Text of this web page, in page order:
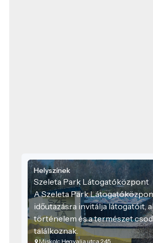
Helyszínek
Szeleta Park Látogatóközpont
A Szeleta Park
időutazásra invitálja látogatóit,
történelem és a természet
találkoznak.
Miskolc Hegyalja utca 245